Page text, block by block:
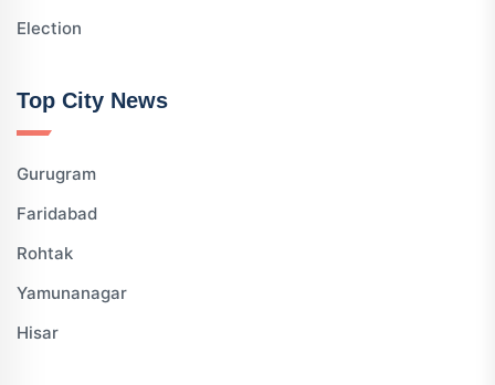
Election
Top City News
Gurugram
Faridabad
Rohtak
Yamunanagar
Hisar